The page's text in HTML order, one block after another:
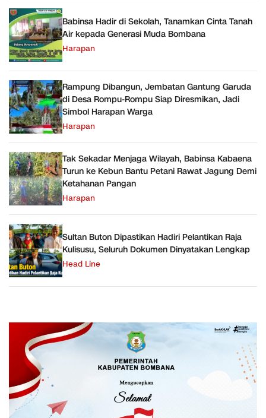
Babinsa Hadir di Sekolah, Tanamkan Cinta Tanah
Air kepada Generasi Muda Bombana
Harapan
Rampung Dibangun, Jembatan Gantung Garuda
di Desa Rompu-Rompu Siap Diresmikan, Jadi
Simbol Harapan Warga
Harapan
Tak Sekadar Menjaga Wilayah, Babinsa Kabaena
Turun ke Kebun Bantu Petani Rawat Jagung Demi
Ketahanan Pangan
Harapan
Sultan Buton Dipastikan Hadiri Pelantikan Raja
Kulisusu, Seluruh Dokumen Dinyatakan Lengkap
Head Line